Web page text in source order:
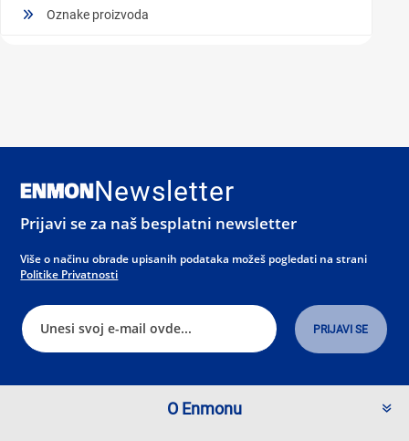
Oznake proizvoda
Newsletter
Prijavi se za naš besplatni newsletter
Više o načinu obrade upisanih podataka možeš pogledati na strani
Politike Privatnosti
O Enmonu